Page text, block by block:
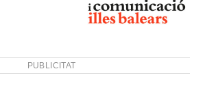
PUBLICITAT